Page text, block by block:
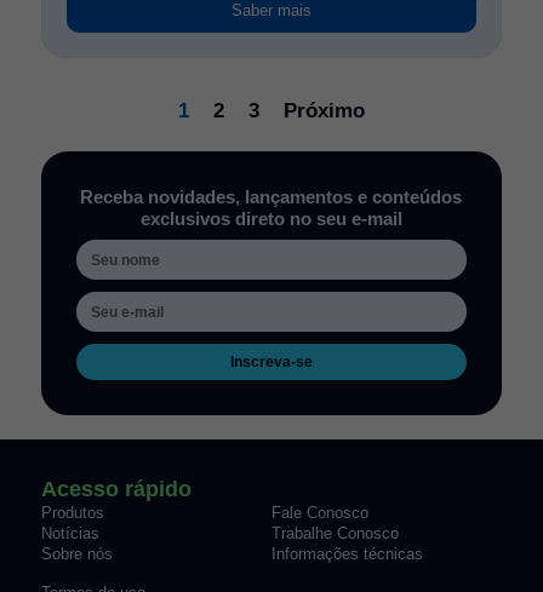
Saber mais
1 2 3 Próximo
Receba novidades, lançamentos e conteúdos
exclusivos direto no seu e-mail
Inscreva-se
Acesso rápido
Produtos
Fale Conosco
Notícias
Trabalhe Conosco
Sobre nós
Informações técnicas